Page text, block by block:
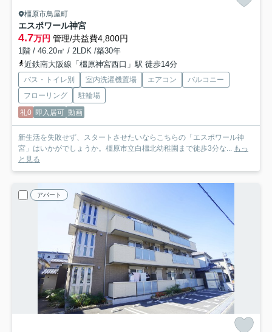
橿原市鳥屋町
エスポワール神宮
4.7万円 管理/共益費4,800円
1階 / 46.20㎡ / 2LDK /築30年
近鉄南大阪線「橿原神宮西口」駅 徒歩14分
バス・トイレ別 室内洗濯機置場 エアコン
バルコニー
フローリング
駐輪場
礼0 即入居可 動画
新生活を失敗せず、スタートさせたいならこちらの「エスポワール神
宮」はいかがでしょうか。橿原市立白橿北幼稚園まで徒歩3分な... もっ
と見る
アパート